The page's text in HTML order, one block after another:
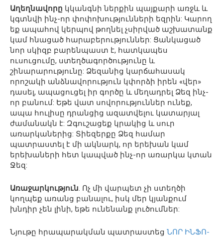
Աղեղնավորը կկանգնի ներքին պայքարի առջև և
կգտնվի ինչ-որ փոփոխությունների եզրին: Կարող
եք ապահով կերպով թողնել չսիրված աշխատանք
կամ հնացած հարաբերություններ: Ցանկացած
նոր սկիզբ բարենպաստ է, հատկապես
ուսուցումը, ստեղծագործությունը և
շինարարությունը: Ձեզանից կարճահասակ
որոշակի անձնավորություն կփորձի իրեն «վեր»
դասել, ապացուցել իր գործը և մեղադրել Ձեզ ինչ-
որ բանում: Եթե ​​վատ սովորություններ ունեք,
ապա հուլիսը դրանցից ազատվելու կատարյալ
ժամանակն է: Զգուշացեք կրակից և սուր
առարկաներից: Տիեզերքը Ձեզ համար
պատրաստել է մի ակնարկ, որ երեխան կամ
երեխաների հետ կապված ինչ-որ առարկա կտան
Ջեզ:
Առաջարկություն. Ոչ մի վարպետ չի ստեղծի
կողպեք առանց բանալու, իսկ մեր կյանքում
խնդիր չեն լինի, եթե ունենանք լուծումներ:
Նյութը հրապարակման պատրաստեց ՆՈՐ ԻՆՖՈ-